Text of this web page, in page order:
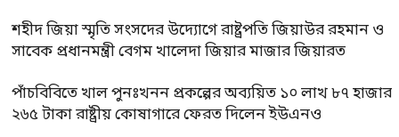
শহীদ জিয়া স্মৃতি সংসদের উদ্যোগে রাষ্ট্রপতি জিয়াউর রহমান ও
সাবেক প্রধানমন্ত্রী বেগম খালেদা জিয়ার মাজার জিয়ারত
পাঁচবিবিতে খাল পুনঃখনন প্রকল্পের অব্যয়িত ১০ লাখ ৮৭ হাজার
২৬৫ টাকা রাষ্ট্রীয় কোষাগারে ফেরত দিলেন ইউএনও